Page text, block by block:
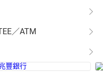
／ATM